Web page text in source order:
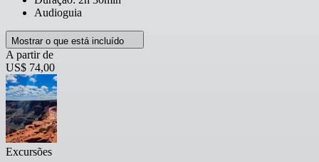
Audioguia
Mostrar o que está incluído
A partir de
US$ 74,00
Excursões